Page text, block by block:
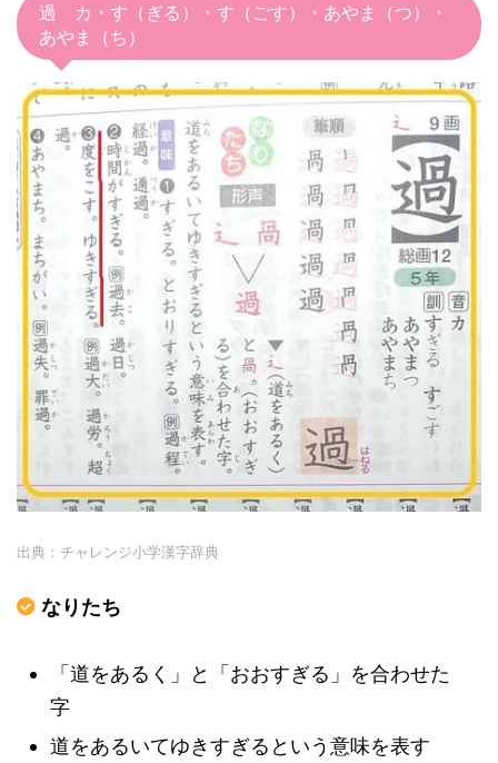
過 カ・す（ぎる）・す（ごす）・あやま（つ）・
あやま（ち）
出典：チャレンジ小学漢字辞典
なりたち
「道をあるく」と「おおすぎる」を合わせた
字
道をあるいてゆきすぎるという意味を表す